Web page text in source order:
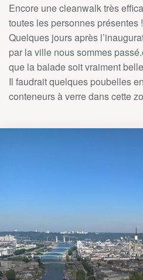
Encore une cleanwalk très
toutes les personnes présentes !
Quelques jours après
par la ville nous sommes
que la balade soit vraiment
Il faudrait quelques poubelles
conteneurs à verre dans cette